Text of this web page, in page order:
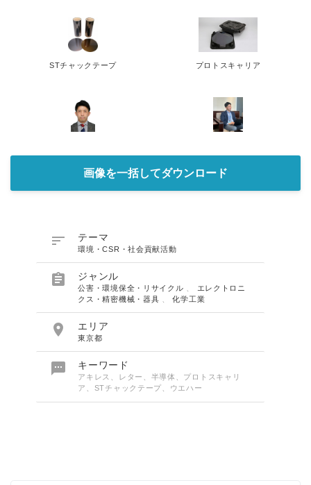
STチャックテープ プロトスキャリア
画像を一括してダウンロード
 テーマ
環境・CSR・社会貢献活動
 ジャンル
公害・環境保全・リサイクル 、 エレクトロニ
クス・精密機械・器具 、化学工業
 エリア
東京都
 キーワード
アキレス、レター、半導体、プロトスキャリ
ア、STチャックテープ、ウエハー